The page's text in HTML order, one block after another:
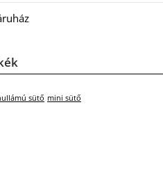
sütő mini sütő